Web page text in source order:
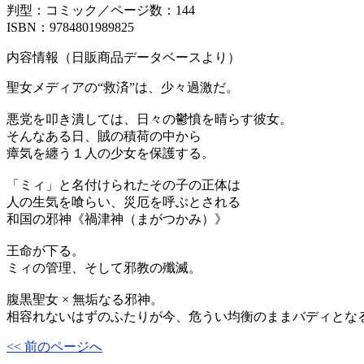
判型：コミック／ページ数：144
ISBN：9784801989825
内容情報（日販商品データベースより）
聖女メディアの“救済”は、少々過激だ。
悪党を叩き潰しては、日々の鬱憤を晴らす彼女。
そんなある日、賊の積荷の中から
瘴気を纏う１人の少女を保護する。
「ミィ」と名付けられたその子の正体は
人の生気を喰らい、災厄を呼ぶとされる
和国の邪神《禍津神（まがつかみ）》
王命が下る。
ミィの管理、そして邪教の殲滅。
腹黒聖女 × 無垢なる邪神。
相容れないはずのふたりが今、危うい均衡のままバディとな
<< 前のページへ